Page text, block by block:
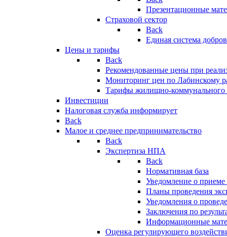
Презентационные
Страховой сектор
Back
Единая система
Цены и тарифы
Back
Рекомендованные цены при
Мониторинг цен по Лабинскому
Тарифы жилищно-коммунального
Инвестиции
Налоговая служба информирует
Back
Малое и среднее предпринимательство
Back
Экспертиза НПА
Back
Нормативная база
Уведомление о
Планы проведения
Уведомления о
Заключения по
Информационные
Оценка регулирующего